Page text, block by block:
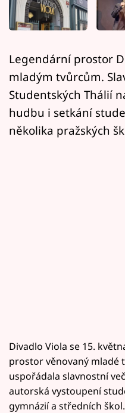
Mámy sobě
Sledujte nás
Legendární prostor
mladým tvůrcům.
Studentských Thálií
hudbu i setkání
několika pražských
Divadlo Viola se 15.
prostor věnovaný mladé
uspořádala slavnostní
autorská vystoupení
gymnázií a středních škol.